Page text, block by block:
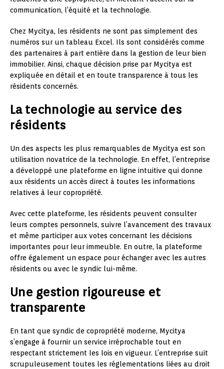
communication, l’équité et la technologie.
Chez Mycitya, les résidents ne sont pas simplement des
numéros sur un tableau Excel. Ils sont considérés comme
des partenaires à part entière dans la gestion de leur bien
immobilier. Ainsi, chaque décision prise par Mycitya est
expliquée en détail et en toute transparence à tous les
résidents concernés.
La technologie au service des
résidents
Un des aspects les plus remarquables de Mycitya est son
utilisation novatrice de la technologie. En effet, l’entreprise
a développé une plateforme en ligne intuitive qui donne
aux résidents un accès direct à toutes les informations
relatives à leur copropriété.
Avec cette plateforme, les résidents peuvent consulter
leurs comptes personnels, suivre l’avancement des travaux
et même participer aux votes concernant les décisions
importantes pour leur immeuble. En outre, la plateforme
offre également un espace pour échanger avec les autres
résidents ou avec le syndic lui-même.
Une gestion rigoureuse et
transparente
En tant que syndic de copropriété moderne, Mycitya
s’engage à fournir un service irréprochable tout en
respectant strictement les lois en vigueur. L’entreprise suit
scrupuleusement toutes les réglementations liées au droit